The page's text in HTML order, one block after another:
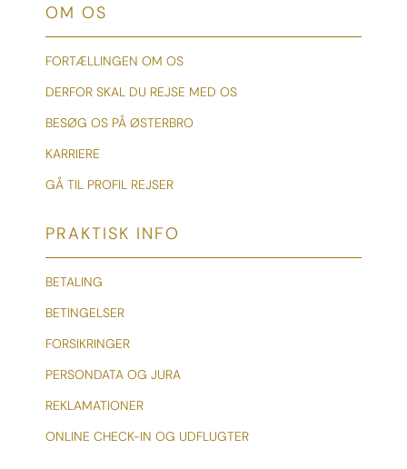
OM OS
FORTÆLLINGEN OM OS
DERFOR SKAL DU REJSE MED OS
BESØG OS PÅ ØSTERBRO
KARRIERE
GÅ TIL PROFIL REJSER
PRAKTISK INFO
BETALING
BETINGELSER
FORSIKRINGER
PERSONDATA OG JURA
REKLAMATIONER
ONLINE CHECK-IN OG UDFLUGTER